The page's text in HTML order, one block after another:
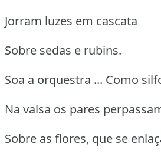
Jorram luzes em cascata
Sobre sedas e rubins.
Soa a orquestra ... Como
Na valsa os pares
Sobre as flores, que se